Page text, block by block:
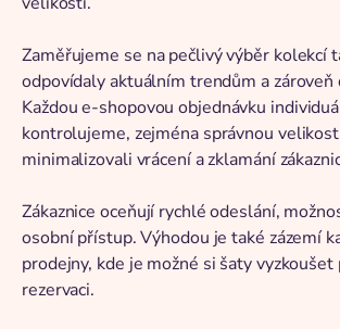
Zaměřujeme se na pečlivý výběr kolekcí
odpovídaly aktuálním trendům a zároveň
Každou e-shopovou objednávku
kontrolujeme, zejména správnou
minimalizovali vrácení a zklamání
Zákaznice oceňují rychlé odeslání,
osobní přístup. Výhodou je také zázemí
prodejny, kde je možné si šaty vyzkoušet
rezervaci.